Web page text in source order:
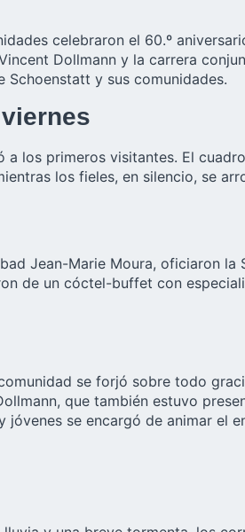
celebraron el 60.º
Dollmann y la carrera
y sus comunidades.
los primeros visitantes. El
los fieles, en silencio, se
Jean-Marie Moura, oficiaron la
de un cóctel-buffet con
se forjó sobre todo
que también estuvo
se encargó de animar el